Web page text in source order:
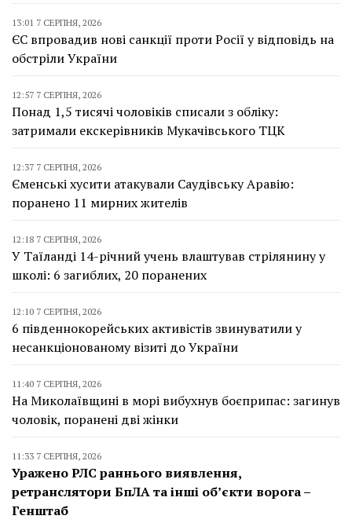
13:01 7 СЕРПНЯ, 2026
ЄС впровадив нові санкції проти Росії у відповідь на
обстріли України
12:57 7 СЕРПНЯ, 2026
Понад 1,5 тисячі чоловіків списали з обліку:
затримали екскерівників Мукачівського ТЦК
12:37 7 СЕРПНЯ, 2026
Єменські хусити атакували Саудівську Аравію:
поранено 11 мирних жителів
12:18 7 СЕРПНЯ, 2026
У Таїланді 14-річний учень влаштував стрілянину у
школі: 6 загиблих, 20 поранених
12:10 7 СЕРПНЯ, 2026
6 південнокорейських активістів звинуватили у
несанкціонованому візиті до України
11:40 7 СЕРПНЯ, 2026
На Миколаївщині в морі вибухнув боєприпас: загинув
чоловік, поранені дві жінки
11:33 7 СЕРПНЯ, 2026
Уражено РЛС раннього виявлення,
ретранслятори БпЛА та інші об’єкти ворога –
Генштаб